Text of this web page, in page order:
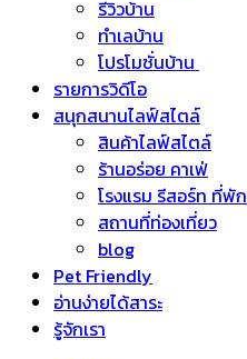
รีวิวบ้าน
ทำเลบ้าน
โปรโมชั่นบ้าน
รายการวิดีโอ
สนุกสนานไลฟ์สไตล์
สินค้าไลฟ์สไตล์
ร้านอร่อย คาเฟ่
โรงแรม รีสอร์ท ที่พัก
สถานที่ท่องเที่ยว
blog
Pet Friendly
อ่านง่ายได้สาระ
รู้จักเรา